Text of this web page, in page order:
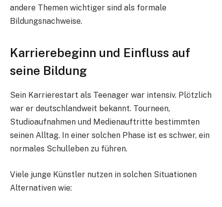
andere Themen wichtiger sind als formale
Bildungsnachweise.
Karrierebeginn und Einfluss auf
seine Bildung
Sein Karrierestart als Teenager war intensiv. Plötzlich
war er deutschlandweit bekannt. Tourneen,
Studioaufnahmen und Medienauftritte bestimmten
seinen Alltag. In einer solchen Phase ist es schwer, ein
normales Schulleben zu führen.
Viele junge Künstler nutzen in solchen Situationen
Alternativen wie: